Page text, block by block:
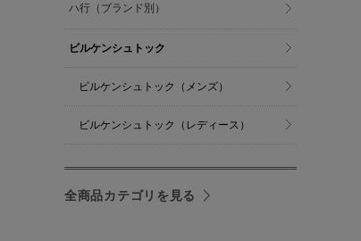
ハ行（ブランド別）
ビルケンシュトック
ビルケンシュトック（メンズ）
ビルケンシュトック（レディース）
全商品カテゴリを見る